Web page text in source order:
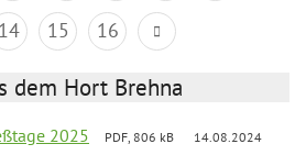
14 15 16
dem Hort Brehna
2025 PDF, 806 kB 14.08.2024